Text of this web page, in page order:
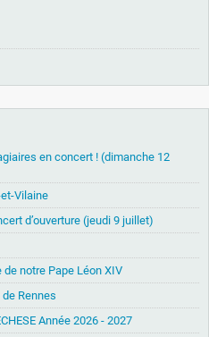
en concert ! (dimanche 12
Vilaine
d’ouverture (jeudi 9 juillet)
notre Pape Léon XIV
Rennes
Année 2026 - 2027